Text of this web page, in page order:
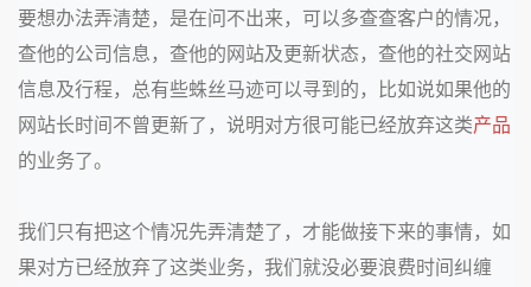
要想办法弄清楚，是在问不出来，可以多查查客户的情况，
查他的公司信息，查他的网站及更新状态，查他的社交网站
信息及行程，总有些蛛丝马迹可以寻到的，比如说如果他的
网站长时间不曾更新了，说明对方很可能已经放弃这类产品
的业务了。
我们只有把这个情况先弄清楚了，才能做接下来的事情，如
果对方已经放弃了这类业务，我们就没必要浪费时间纠缠